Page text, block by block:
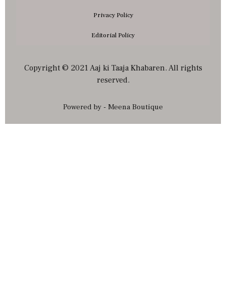
Privacy Policy
Editorial Policy
Copyright © 2021 Aaj ki Taaja Khabaren. All rights
reserved.
Powered by - Meena Boutique